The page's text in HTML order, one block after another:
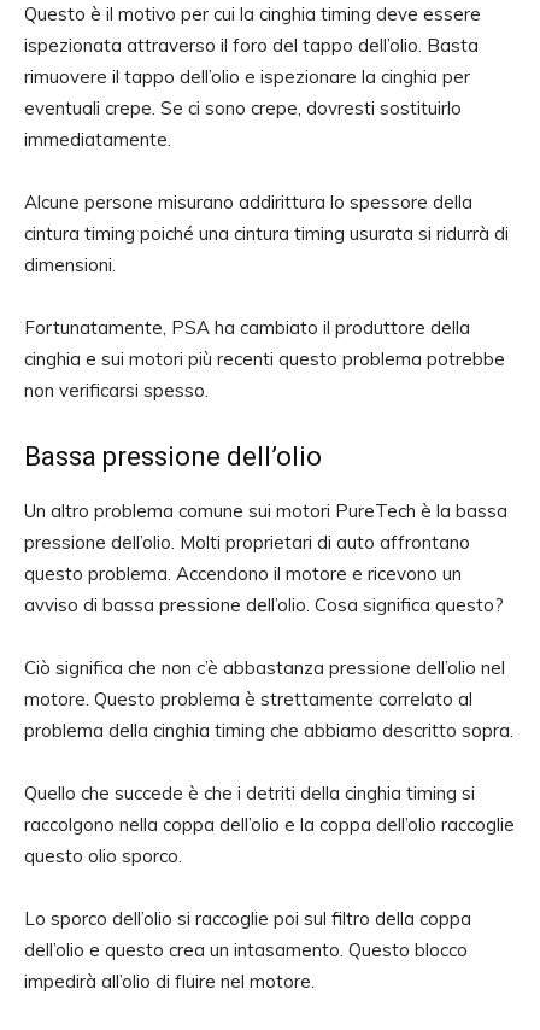
Questo è il motivo per cui la cinghia timing deve essere
ispezionata attraverso il foro del tappo dell’olio. Basta
rimuovere il tappo dell’olio e ispezionare la cinghia per
eventuali crepe. Se ci sono crepe, dovresti sostituirlo
immediatamente.
Alcune persone misurano addirittura lo spessore della
cintura timing poiché una cintura timing usurata si ridurrà di
dimensioni.
Fortunatamente, PSA ha cambiato il produttore della
cinghia e sui motori più recenti questo problema potrebbe
non verificarsi spesso.
Bassa pressione dell’olio
Un altro problema comune sui motori PureTech è la bassa
pressione dell’olio. Molti proprietari di auto affrontano
questo problema. Accendono il motore e ricevono un
avviso di bassa pressione dell’olio. Cosa significa questo?
Ciò significa che non c’è abbastanza pressione dell’olio nel
motore. Questo problema è strettamente correlato al
problema della cinghia timing che abbiamo descritto sopra.
Quello che succede è che i detriti della cinghia timing si
raccolgono nella coppa dell’olio e la coppa dell’olio raccoglie
questo olio sporco.
Lo sporco dell’olio si raccoglie poi sul filtro della coppa
dell’olio e questo crea un intasamento. Questo blocco
impedirà all’olio di fluire nel motore.